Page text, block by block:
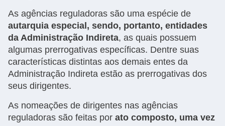
As agências reguladoras são uma espécie de
autarquia especial, sendo, portanto, entidades
da Administração Indireta, as quais possuem
algumas prerrogativas específicas. Dentre suas
características distintas aos demais entes da
Administração Indireta estão as prerrogativas dos
seus dirigentes.
As nomeações de dirigentes nas agências
reguladoras são feitas por ato composto, uma vez